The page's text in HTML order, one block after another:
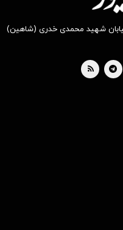
شهید محمدی خدری (شاهین)